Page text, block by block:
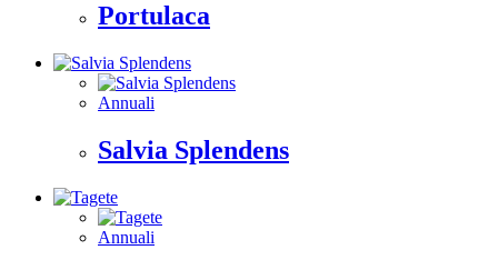
Portulaca
Annuali
Salvia Splendens
Annuali